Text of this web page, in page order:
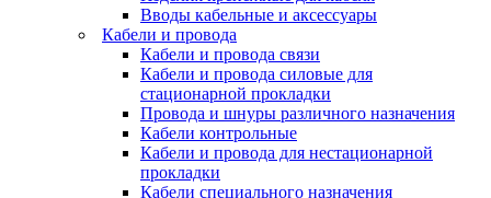
Вводы кабельные и аксессуары
Кабели и провода
Кабели и провода связи
Кабели и провода силовые для
стационарной прокладки
Провода и шнуры различного назначения
Кабели контрольные
Кабели и провода для нестационарной
прокладки
Кабели специального назначения